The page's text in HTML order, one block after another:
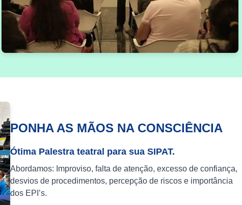
PONHA AS MÃOS NA CONSCIÊNCIA
Ótima Palestra teatral para sua SIPAT.
Abordamos: Improviso, falta de atenção, excesso de confiança,
desvios de procedimentos, percepção de riscos e importância
dos EPI’s.